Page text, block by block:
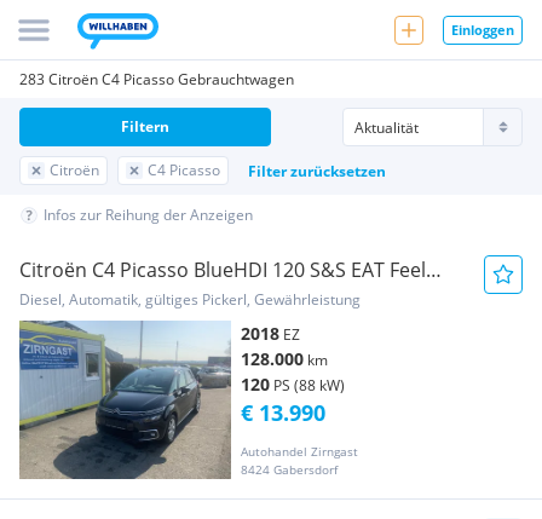
Einloggen
283 Citroën C4 Picasso Gebrauchtwagen
Citroën C4 Picasso Filter zurücksetzen
Filtern
Infos zur Reihung der Anzeigen
Citroën C4 Picasso BlueHDI 120 S&S EAT Feel
Pickerl bis...
Diesel, Automatik, gültiges Pickerl, Gewährleistung
2018 EZ
128.000 km
120 PS (88 kW)
Autohandel Zirngast
8424 Gabersdorf
€ 13.990